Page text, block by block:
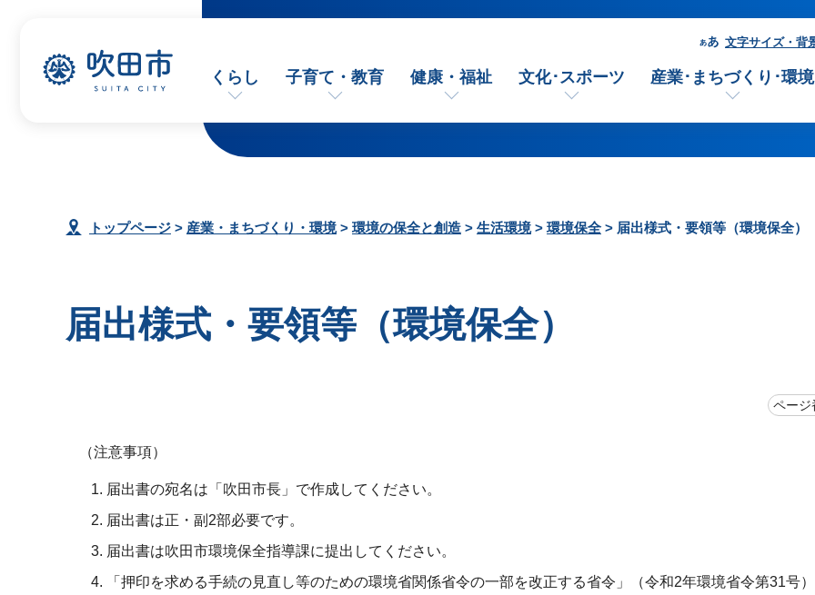
文字サイズ・背
くらし 子育て・教育 健康・福祉 文化･スポーツ 産業･まちづくり･環境
トップページ > 産業・まちづくり・環境> 環境の保全と創造 > 生活環境> 環境保全> 届出様式・要領等（環境保全）
届出様式・要領等（環境保全）
ページ
（注意事項）
届出書の宛名は「吹田市長」で作成してください。
届出書は正・副2部必要です。
届出書は吹田市環境保全指導課に提出してください。
「押印を求める手続の見直し等のための環境省関係省令の一部を改正する省令」（令和2年環境省令第31号